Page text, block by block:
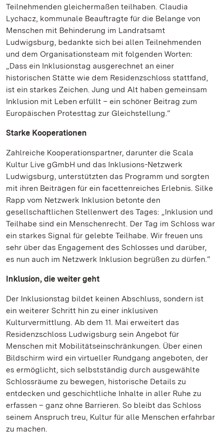
Teilnehmenden gleichermaßen teilhaben. Claudia
Lychacz, kommunale Beauftragte für die Belange von
Menschen mit Behinderung im Landratsamt
Ludwigsburg, bedankte sich bei allen Teilnehmenden
und dem Organisationsteam mit folgenden Worten:
„Dass ein Inklusionstag ausgerechnet an einer
historischen Stätte wie dem Residenzschloss stattfand,
ist ein starkes Zeichen. Jung und Alt haben gemeinsam
Inklusion mit Leben erfüllt – ein schöner Beitrag zum
Europäischen Protesttag zur Gleichstellung.“
Starke Kooperationen
Zahlreiche Kooperationspartner, darunter die Scala
Kultur Live gGmbH und das Inklusions-Netzwerk
Ludwigsburg, unterstützten das Programm und sorgten
mit ihren Beiträgen für ein facettenreiches Erlebnis. Silke
Rapp vom Netzwerk Inklusion betonte den
gesellschaftlichen Stellenwert des Tages: „Inklusion und
Teilhabe sind ein Menschenrecht. Der Tag im Schloss war
ein starkes Signal für gelebte Teilhabe. Wir freuen uns
sehr über das Engagement des Schlosses und darüber,
es nun auch im Netzwerk Inklusion begrüßen zu dürfen.“
Inklusion, die weiter geht
Der Inklusionstag bildet keinen Abschluss, sondern ist
ein weiterer Schritt hin zu einer inklusiven
Kulturvermittlung. Ab dem 11. Mai erweitert das
Residenzschloss Ludwigsburg sein Angebot für
Menschen mit Mobilitätseinschränkungen. Über einen
Bildschirm wird ein virtueller Rundgang angeboten, der
es ermöglicht, sich selbstständig durch ausgewählte
Schlossräume zu bewegen, historische Details zu
entdecken und geschichtliche Inhalte in aller Ruhe zu
erfassen – ganz ohne Barrieren. So bleibt das Schloss
seinem Anspruch treu, Kultur für alle Menschen erfahrbar
zu machen.